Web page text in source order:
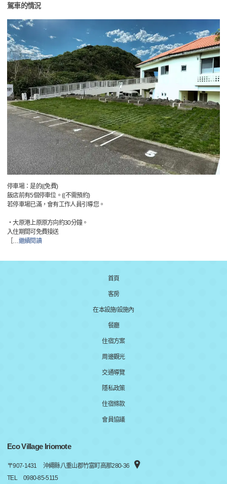
駕車的情況
停車場：是的((免費)
飯店前有5個停車位。((不需預約)
若停車場已滿，會有工作人員引導您。
・大原港上原原方向約30分鐘。
入住期間可免費接送
繼續閱讀
首頁
客房
在本設施/設施內
餐廳
住宿方案
周邊觀光
交通導覽
隱私政策
住宿條款
會員協議
Eco Village Iriomote
〒907-1431
沖繩縣八重山郡竹富町高那280-36
TEL
0980-85-5115